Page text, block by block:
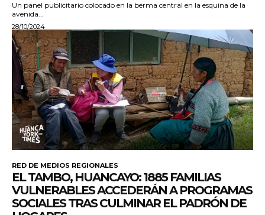
Un panel publicitario colocado en la berma central en la esquina de la
avenida...
28/10/2024
RED DE MEDIOS REGIONALES
EL TAMBO, HUANCAYO: 1885 FAMILIAS
VULNERABLES ACCEDERÁN A PROGRAMAS
SOCIALES TRAS CULMINAR EL PADRÓN DE